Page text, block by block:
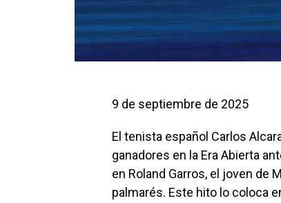
9 de septiembre de 2025
El tenista español Carlos
ganadores en la Era Abierta
en Roland Garros, el joven de
palmarés. Este hito lo coloca